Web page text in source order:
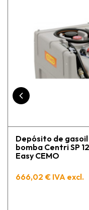
Depósito de gasoil
bomba Centri SP
Easy CEMO
666,02 € IVA excl.